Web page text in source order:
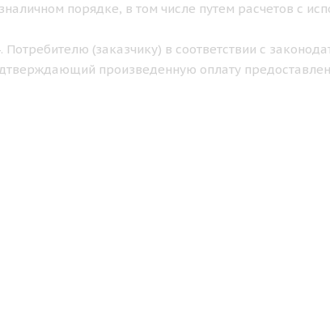
порядке, в том числе путем расчетов с
Потребителю (заказчику) в соответствии с
произведенную оплату